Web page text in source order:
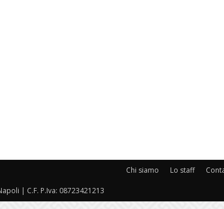
Chi siamo Lo staff
| C.F. P.Iva: 08723421213